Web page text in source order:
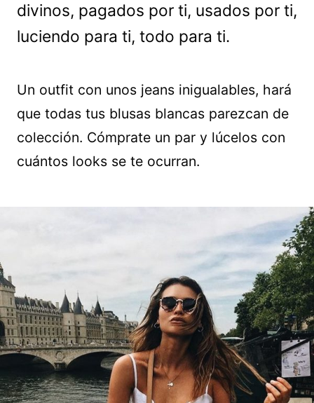
divinos, pagados por ti, usados por ti,
luciendo para ti, todo para ti.
Un outfit con unos jeans inigualables, hará
que todas tus blusas blancas parezcan de
colección. Cómprate un par y lúcelos con
cuántos looks se te ocurran.